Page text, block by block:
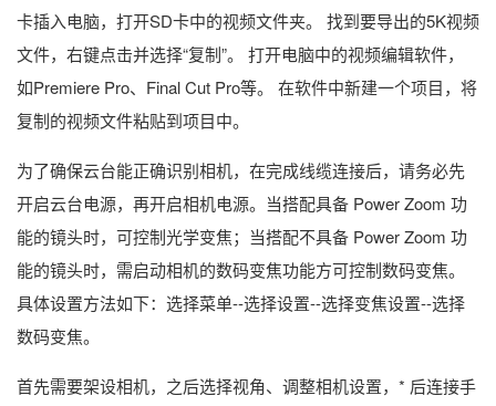
卡插入电脑，打开SD卡中的视频文件夹。 找到要导出的5K视频
文件，右键点击并选择“复制”。 打开电脑中的视频编辑软件，
如Premiere Pro、Final Cut Pro等。 在软件中新建一个项目，将
复制的视频文件粘贴到项目中。
为了确保云台能正确识别相机，在完成线缆连接后，请务必先
开启云台电源，再开启相机电源。当搭配具备 Power Zoom 功
能的镜头时，可控制光学变焦；当搭配不具备 Power Zoom 功
能的镜头时，需启动相机的数码变焦功能方可控制数码变焦。
具体设置方法如下：选择菜单--选择设置--选择变焦设置--选择
数码变焦。
首先需要架设相机，之后选择视角、调整相机设置，* 后连接手